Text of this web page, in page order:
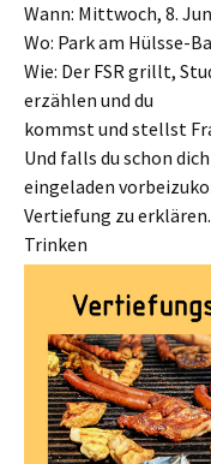
Wann: Mittwoch, 8.
Wo: Park am Hülsse-
Wie: Der FSR grillt,
erzählen und du
kommst und stellst
Und falls du schon
eingeladen
Vertiefung zu
Trinken